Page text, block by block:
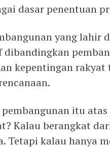
dasar penentuan
yang lahir
kepentingan
pembangunan itu
Kalau berangkat
Tetapi kalau hanya